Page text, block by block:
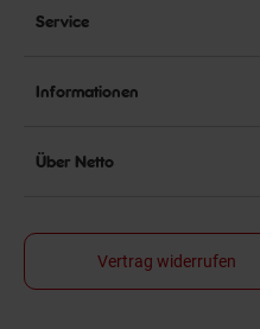
Service
Informationen
Über Netto
Vertrag widerrufen